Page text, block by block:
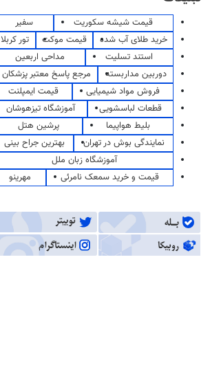
قیمت شیشه سکوریت
سفیر
خرید طلای آب شده
قیمت موکت
تور کربلا
استند تسلیت
مداحی اربعین
دوربین مداربسته
مرجع پاسخ معتبر پزشکان
فروش مواد شیمیایی
قیمت ایمپلنت
قطعات لباسشویی
آموزشگاه تیزهوشان
بلیط هواپیما
پرشین هتل
نمایندگی بوش در تهران
بهترین جراح بینی
آموزشگاه زبان ملل
قیمت و خرید سمعک نامرئی
مهرینو